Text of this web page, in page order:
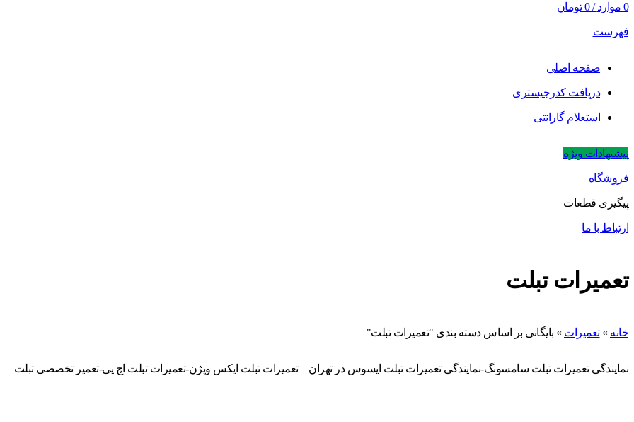
0 موارد /
0 تومان
فهرست
صفحه اصلی
دریافت کدرجیستری
استعلام گارانتی
پیشنهادات ویژه
فروشگاه
پیگیری قطعات
ارتباط با ما
تعمیرات تبلت
خانه »تعمیرات » بایگانی بر اساس دسته بندی "تعمیرات تبلت"
نمایندگی تعمیرات تبلت سامسونگ-نمایندگی تعمیرات تبلت ایسوس در تهران – تعمیرات تبلت ایکس ویژن-تعمیرات تبلت اچ پی-تعمیر تخصصی تبلت